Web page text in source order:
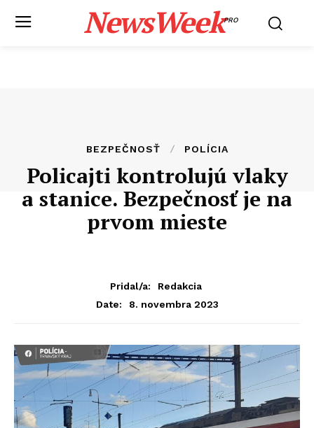
NewsWeekPRO
BEZPEČNOSŤ POLÍCIA
Policajti kontrolujú vlaky
a stanice. Bezpečnosť je na
prvom mieste
Pridal/a:
Redakcia
Date:
8. novembra 2023